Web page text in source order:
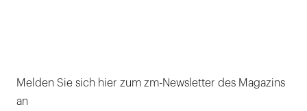
Melden Sie sich hier zum zm-Newsletter des Magazins
an